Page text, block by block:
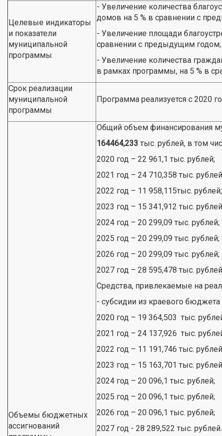
Целевые индикаторы
и показатели
муниципальной
программы
- Увеличение количества
домов на 5 % в сравнении с
- Увеличение площади
сравнении с предыдущим годом;
- Увеличение количества
в рамках программы, на 5 % в
Срок реализации
муниципальной
программы
Программа реализуется с 2020
Объемы бюджетных
ассигнований
Общий объем финансирования
164464,233 тыс. рублей, в том
2020 год – 22 961,1 тыс. рублей;
2021 год – 24 710,358 тыс.
2022 год – 11 958,115тыс. рублей;
2023 год – 15 341,912 тыс.
2024 год – 20 299,09 тыс. рублей;
2025 год – 20 299,09 тыс. рублей;
2026 год – 20 299,09 тыс. рублей;
2027 год – 28 595,478 тыс.
Средства, привлекаемые на
- субсидии из краевого
2020 год – 19 364,503 тыс.
2021 год – 24 137,926 тыс.
2022 год – 11 191,746 тыс.
2023 год – 15 163,701 тыс.
2024 год – 20 096,1 тыс. рублей;
2025 год – 20 096,1 тыс. рублей;
2026 год – 20 096,1 тыс. рублей;
2027 год - 28 289,522 тыс. рублей.